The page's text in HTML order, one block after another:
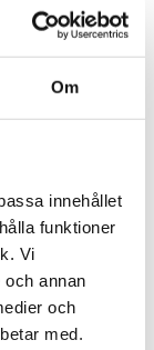
Om
innehållet
funktioner
Vi
annan
och
med.
instrument
de uppmätta
m.m.) direkt i
MER